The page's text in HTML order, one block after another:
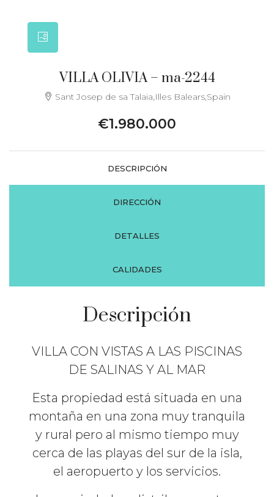
VILLA OLIVIA – ma-2244
Sant Josep de sa Talaia,Illes Balears,Spain
€1.980.000
DESCRIPCIÓN
DIRECCIÓN
DETALLES
CALIDADES
Descripción
VILLA CON VISTAS A LAS PISCINAS
DE SALINAS Y AL MAR
Esta propiedad está situada en una
montaña en una zona muy tranquila
y rural pero al mismo tiempo muy
cerca de las playas del sur de la isla,
el aeropuerto y los servicios.